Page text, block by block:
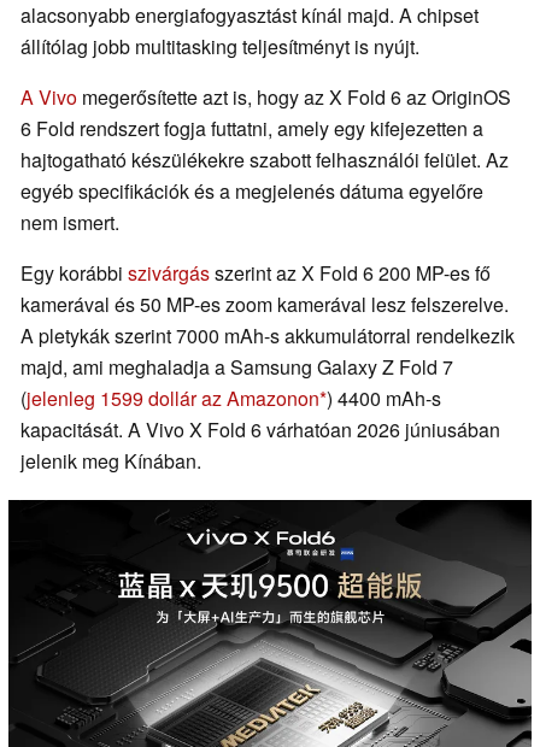
alacsonyabb energiafogyasztást kínál majd. A chipset
állítólag jobb multitasking teljesítményt is nyújt.
A Vivo megerősítette azt is, hogy az X Fold 6 az OriginOS
6 Fold rendszert fogja futtatni, amely egy kifejezetten a
hajtogatható készülékekre szabott felhasználói felület. Az
egyéb specifikációk és a megjelenés dátuma egyelőre
nem ismert.
Egy korábbi szivárgásszerint az X Fold 6 200 MP-es fő
kamerával és 50 MP-es zoom kamerával lesz felszerelve.
A pletykák szerint 7000 mAh-s akkumulátorral rendelkezik
majd, ami meghaladja a Samsung Galaxy Z Fold 7
(jelenleg 1599 dollár az Amazonon ) 4400 mAh-s
kapacitását. A Vivo X Fold 6 várhatóan 2026 júniusában
jelenik meg Kínában.